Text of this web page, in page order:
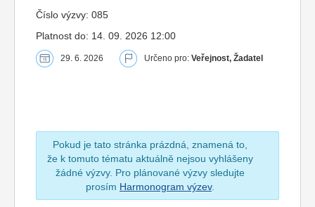
Číslo výzvy: 085
Platnost do: 14. 09. 2026 12:00
29. 6. 2026 Určeno pro: Veřejnost, Žadatel
Pokud je tato stránka prázdná, znamená to,
že k tomuto tématu aktuálně nejsou vyhlášeny
žádné výzvy. Pro plánované výzvy sledujte
prosím Harmonogram výzev.